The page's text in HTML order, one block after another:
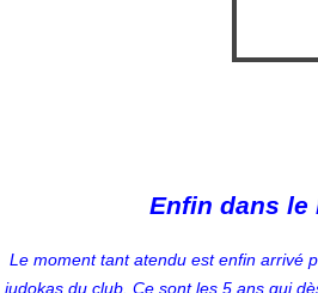
Enfin dans le
Le moment tant atendu est enfin arrivé
judokas du club. Ce sont les 5 ans qui